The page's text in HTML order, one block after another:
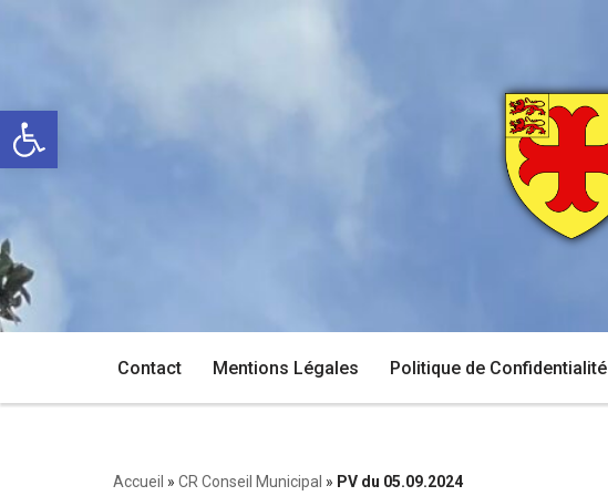
Ouvrir la barre d’outils
contenu
Contact Mentions Légales Politique de Confidentialité
Accueil » CR Conseil Municipal » PV du 05.09.2024